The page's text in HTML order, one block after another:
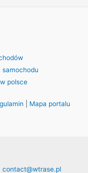
samochodu
polsce
Mapa portalu
contact@wtrase.pl